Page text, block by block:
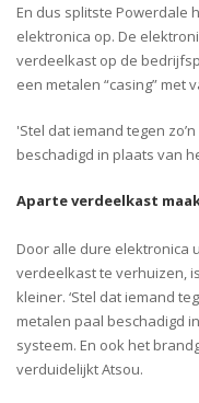
En dus splitste Powerdale
elektronica op. De
verdeelkast op de
een metalen “casing” met
'Stel dat iemand tegen
beschadigd in plaats van
Aparte verdeelkast
Door alle dure elektronica
verdeelkast te verhuizen,
kleiner. ‘Stel dat iemand
metalen paal beschadigd
systeem. En ook het
verduidelijkt Atsou.